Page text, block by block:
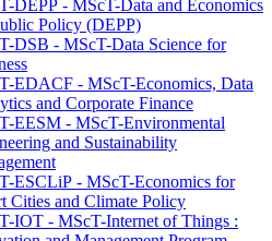
DEPP - MScT-Data and Economics
Policy (DEPP)
DSB - MScT-Data Science for
EDACF - MScT-Economics, Data
and Corporate Finance
EESM - MScT-Environmental
and Sustainability
ESCLiP - MScT-Economics for
Cities and Climate Policy
IOT - MScT-Internet of Things :